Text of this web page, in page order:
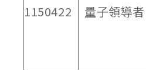
1150422 量子領導者